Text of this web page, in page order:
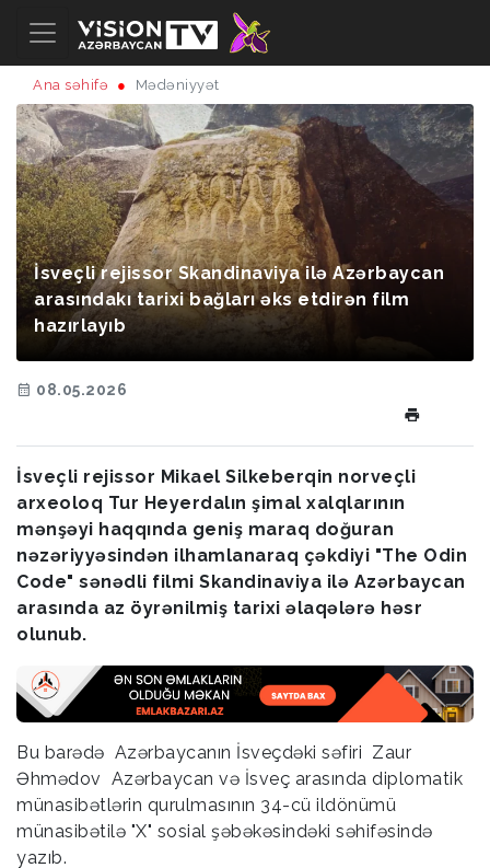
Ana səhifə Mədəniyyət
İsveçli rejissor Skandinaviya ilə Azərbaycan
arasındakı tarixi bağları əks etdirən film
hazırlayıb
08.05.2026
İsveçli rejissor Mikael Silkeberqin norveçli
arxeoloq Tur Heyerdalın şimal xalqlarının
mənşəyi haqqında geniş maraq doğuran
nəzəriyyəsindən ilhamlanaraq çəkdiyi "The Odin
Code" sənədli filmi Skandinaviya ilə Azərbaycan
arasında az öyrənilmiş tarixi əlaqələrə həsr
olunub.
Bu barədə Azərbaycanın İsveçdəki səfiri Zaur
Əhmədov Azərbaycan və İsveç arasında diplomatik
münasibətlərin qurulmasının 34-cü ildönümü
münasibətilə "X" sosial şəbəkəsindəki səhifəsində
yazıb.